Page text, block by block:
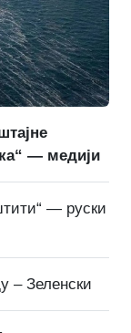
— медији
— руски
– Зеленски